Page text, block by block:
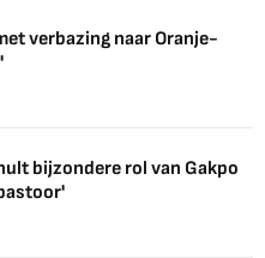
verbazing naar Oranje-
bijzondere rol van Gakpo